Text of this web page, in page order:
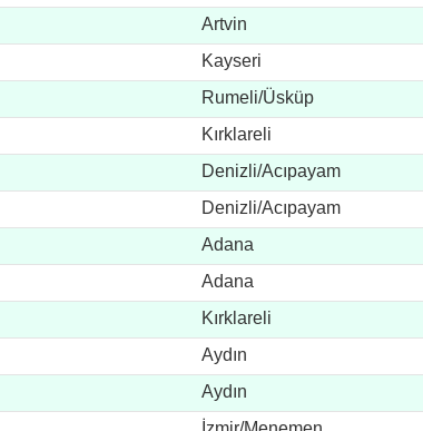
Artvin
Kayseri
Rumeli/Üsküp
Kırklareli
Denizli/Acıpayam
Denizli/Acıpayam
Adana
Adana
Kırklareli
Aydın
Aydın